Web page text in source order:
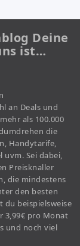
Deine
ist…
an Deals und
als 100.000
die
Handytarife,
uvm. Sei dabei,
Preisknaller
die mindestens
den besten
du beispielsweise
3,99€ pro Monat
und noch viel